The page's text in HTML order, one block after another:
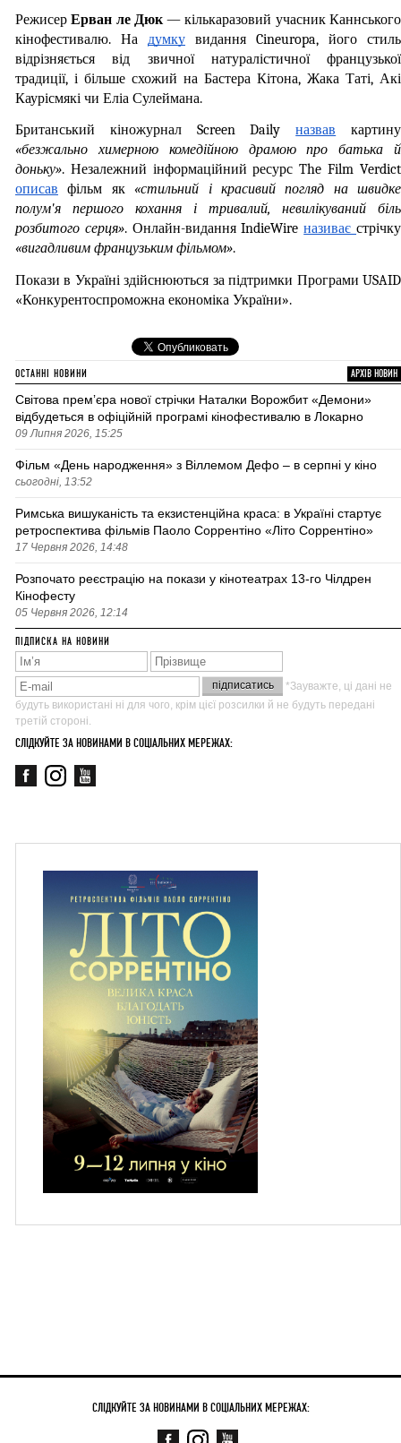
Режисер Ерван ле Дюк — кількаразовий учасник Каннського
кінофестивалю. На думку видання Cineuropa, його стиль
відрізняється від звичної натуралістичної французької
традиції, і більше схожий на Бастера Кітона, Жака Таті, Акі
Каурісмякі чи Еліа Сулеймана.
Британський кіножурнал Screen Daily назвав
«безжально химерною комедійною драмою про батька й
доньку»
описав фільм як «стильний і красивий погляд на швидке
полум'я першого кохання і тривалий, невилікуваний біль
розбитого серця». Онлайн-видання IndieWire називає
«вигадливим французьким фільмом».
Покази в Україні здійснюються за підтримки Програми USAID
«Конкурентоспроможна економіка України».
ОСТАННІ НОВИНИ АРХІВ НОВИН
Світова премʼєра нової стрічки Наталки Ворожбит «Демони»
відбудеться в офіційній програмі кінофестивалю в Локарно
09 Липня 2026, 15:25
Фільм «День народження» з Віллемом Дефо – в серпні у кіно
сьогодні, 13:52
Римська вишуканість та екзистенційна краса: в Україні стартує
ретроспектива фільмів Паоло Соррентіно «Літо Соррентіно»
17 Червня 2026, 14:48
Розпочато реєстрацію на покази у кінотеатрах 13-го Чілдрен
Кінофесту
05 Червня 2026, 12:14
ПІДПИСКА НА НОВИНИ
*Зауважте, ці дані не
будуть використані ні для чого, крім цієї розсилки й не будуть передані
третій стороні.
СЛІДКУЙТЕ ЗА НОВИНАМИ В СОЦІАЛЬНИХ МЕРЕЖАХ:
СЛІДКУЙТЕ ЗА НОВИНАМИ В СОЦІАЛЬНИХ МЕРЕЖАХ: